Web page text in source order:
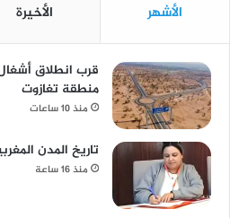
الأشهر الأخيرة
قرب انطلاق
منطقة تغازوت
منذ 10 ساعات
تاريخ المدن
منذ 16 ساعة